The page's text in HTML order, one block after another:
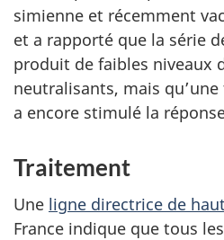
simienne et récemment
et a rapporté que la série
produit de faibles niveaux
neutralisants, mais
a encore stimulé la
Traitement
Une ligne directrice de
France indique que tous